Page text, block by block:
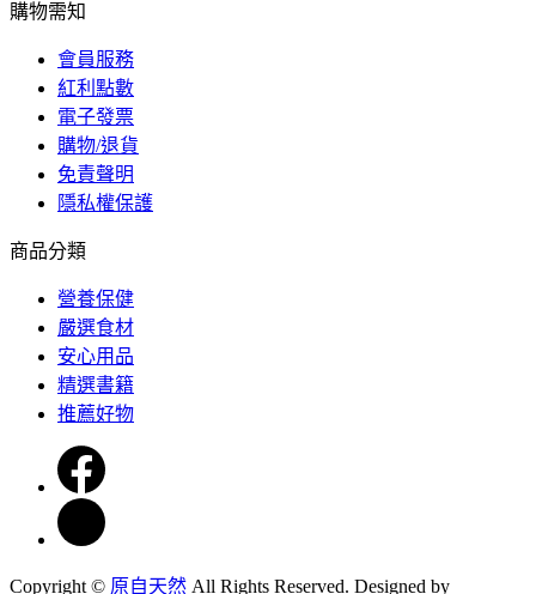
購物需知
會員服務
紅利點數
電子發票
購物/退貨
免責聲明
隱私權保護
商品分類
營養保健
嚴選食材
安心用品
精選書籍
推薦好物
Copyright © 原自天然 All Rights Reserved. Designed by